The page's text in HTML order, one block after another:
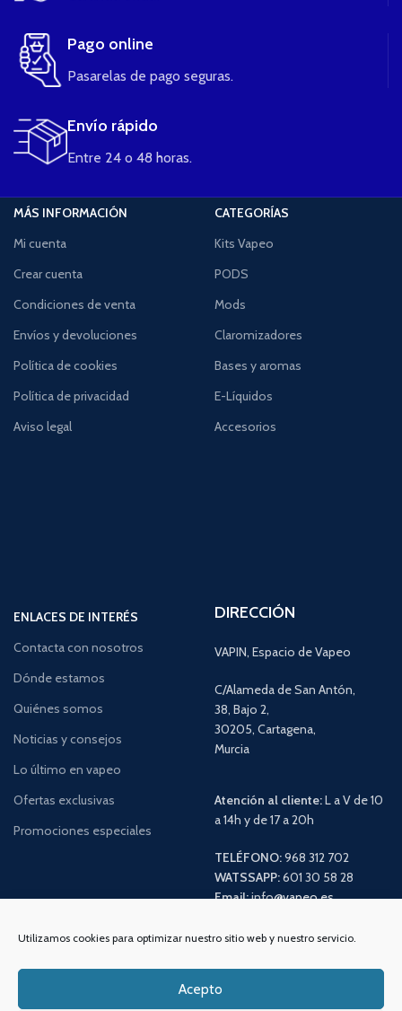
Utilizamos cookies para optimizar nuestro sitio web y nuestro servicio.
Acepto
Pago online
Pasarelas de pago seguras.
Envío rápido
Entre 24 o 48 horas.
MÁS INFORMACIÓN
Mi cuenta
Crear cuenta
Condiciones de venta
Envíos y devoluciones
Política de cookies
Política de privacidad
Aviso legal
CATEGORÍAS
Kits Vapeo
PODS
Mods
Claromizadores
Bases y aromas
E-Líquidos
Accesorios
ENLACES DE INTERÉS
Contacta con nosotros
Dónde estamos
Quiénes somos
Noticias y consejos
Lo último en vapeo
Ofertas exclusivas
Promociones especiales
DIRECCIÓN
VAPIN, Espacio de Vapeo
C/Alameda de San Antón,
38, Bajo 2,
30205, Cartagena,
Murcia
Atención al cliente:L a V de 10
a 14h y de 17 a 20h
TELÉFONO:968 312 702
WATSSAPP:601 30 58 28
Email:info@vapeo.es